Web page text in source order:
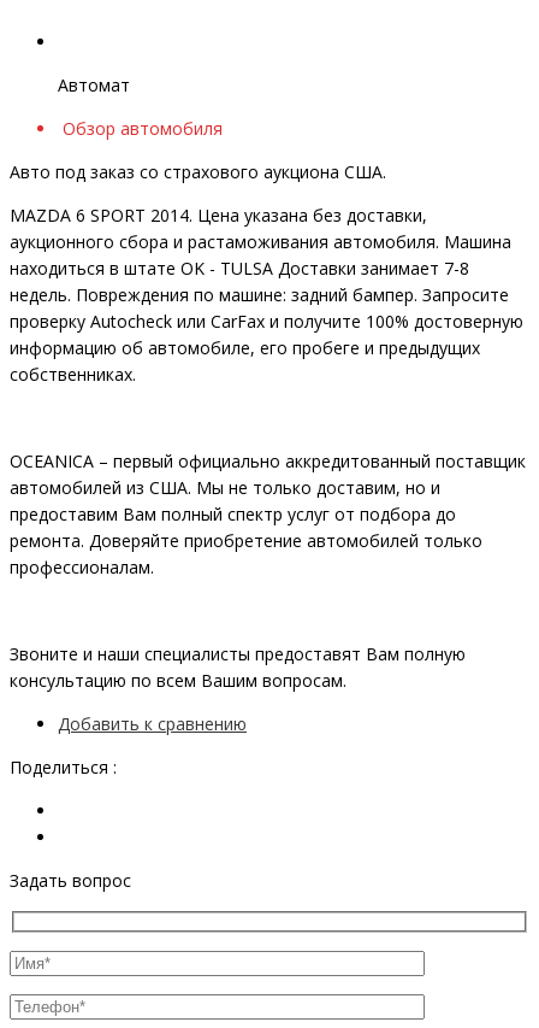
Автомат
Обзор автомобиля
Авто под заказ со страхового аукциона США.
MAZDA 6 SPORT 2014. Цена указана без доставки,
аукционного сбора и растаможивания автомобиля. Машина
находиться в штате OK - TULSA Доставки занимает 7-8
недель. Повреждения по машине: задний бампер. Запросите
проверку Autocheck или CarFax и получите 100% достоверную
информацию об автомобиле, его пробеге и предыдущих
собственниках.
OCEANIСA – первый официально аккредитованный поставщик
автомобилей из США. Мы не только доставим, но и
предоставим Вам полный спектр услуг от подбора до
ремонта. Доверяйте приобретение автомобилей только
профессионалам.
Звоните и наши специалисты предоставят Вам полную
консультацию по всем Вашим вопросам.
Добавить к сравнению
Поделиться :
Задать вопрос